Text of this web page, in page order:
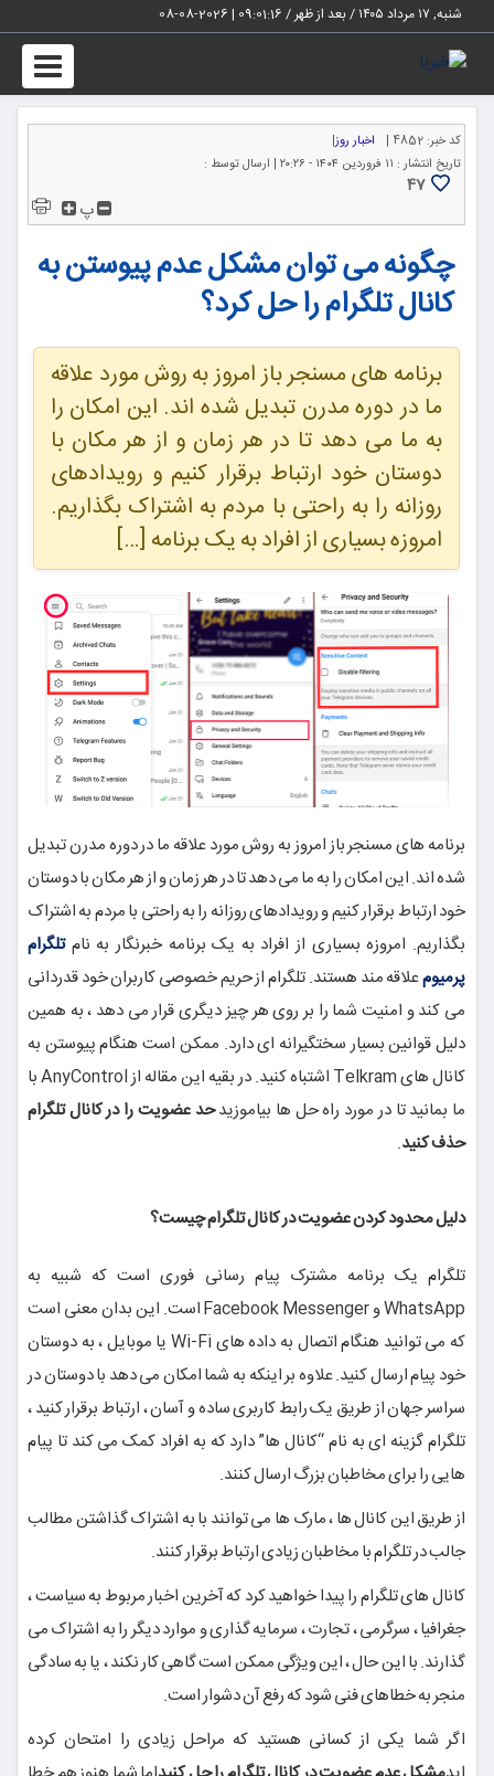
شنبه, ۱۷ مرداد ۱۴۰۵ / بعد از ظهر / 09:01:17
|
2026-08-08
کد خبر: 4852 | اخبار روز|
تاریخ انتشار : ۱۱ فروردین ۱۴۰۴ - ۲۰:۲۶ | ارسال توسط :
47
پ
چگونه می توان مشکل عدم پیوستن به
کانال تلگرام را حل کرد؟
برنامه های مسنجر باز امروز به روش مورد علاقه
ما در دوره مدرن تبدیل شده اند. این امکان را
به ما می دهد تا در هر زمان و از هر مکان با
دوستان خود ارتباط برقرار کنیم و رویدادهای
روزانه را به راحتی با مردم به اشتراک بگذاریم.
امروزه بسیاری از افراد به یک برنامه […]
برنامه های مسنجر باز امروز به روش مورد علاقه ما در دوره مدرن تبدیل
شده اند. این امکان را به ما می دهد تا در هر زمان و از هر مکان با دوستان
خود ارتباط برقرار کنیم و رویدادهای روزانه را به راحتی با مردم به اشتراک
بگذاریم. امروزه بسیاری از افراد به یک برنامه خبرنگار به نام تلگرام
پرمیومعلاقه مند هستند. تلگرام از حریم خصوصی کاربران خود قدردانی
می کند و امنیت شما را بر روی هر چیز دیگری قرار می دهد ، به همین
دلیل قوانین بسیار سختگیرانه ای دارد. ممکن است هنگام پیوستن به
کانال های Telkram اشتباه کنید. در بقیه این مقاله از AnyControl با
ما بمانید تا در مورد راه حل ها بیاموزیدحد عضویت را در کانال تلگرام
حذف کنید.
دلیل محدود کردن عضویت در کانال تلگرام چیست؟
تلگرام یک برنامه مشترک پیام رسانی فوری است که شبیه به
WhatsApp و Facebook Messenger است. این بدان معنی است
که می توانید هنگام اتصال به داده های Wi-Fi یا موبایل ، به دوستان
خود پیام ارسال کنید. علاوه بر اینکه به شما امکان می دهد با دوستان در
سراسر جهان از طریق یک رابط کاربری ساده و آسان ، ارتباط برقرار کنید ،
تلگرام گزینه ای به نام “کانال ها” دارد که به افراد کمک می کند تا پیام
هایی را برای مخاطبان بزرگ ارسال کنند.
از طریق این کانال ها ، مارک ها می توانند با به اشتراک گذاشتن مطالب
جالب در تلگرام با مخاطبان زیادی ارتباط برقرار کنند.
کانال های تلگرام را پیدا خواهید کرد که آخرین اخبار مربوط به سیاست ،
جغرافیا ، سرگرمی ، تجارت ، سرمایه گذاری و موارد دیگر را به اشتراک می
گذارند. با این حال ، این ویژگی ممکن است گاهی کار نکند ، یا به سادگی
منجر به خطاهای فنی شود که رفع آن دشوار است.
اگر شما یکی از کسانی هستید که مراحل زیادی را امتحان کرده